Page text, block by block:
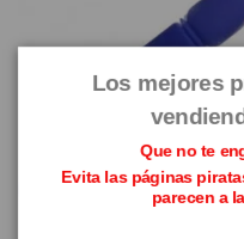
Los mejores
Que no te
Evita las páginas
parecen a